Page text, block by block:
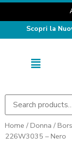
Scopri la
Home / Donna /
226W3035 – Nero